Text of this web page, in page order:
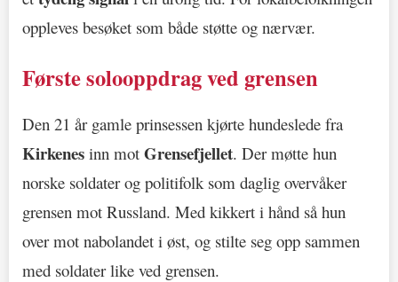
oppleves besøket som både støtte og nærvær.
Første solooppdrag ved grensen
Den 21 år gamle prinsessen kjørte hundeslede fra
Kirkenes inn mot Grensefjellet. Der møtte hun
norske soldater og politifolk som daglig overvåker
grensen mot Russland. Med kikkert i hånd så hun
over mot nabolandet i øst, og stilte seg opp sammen
med soldater like ved grensen.